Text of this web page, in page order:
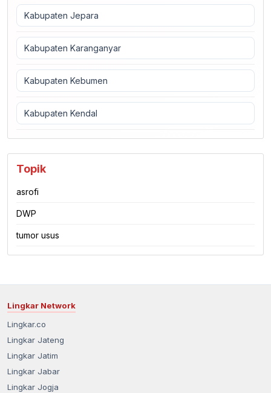
Kabupaten Jepara
Kabupaten Karanganyar
Kabupaten Kebumen
Kabupaten Kendal
Topik
asrofi
DWP
tumor usus
Lingkar Network
Lingkar.co
Lingkar Jateng
Lingkar Jatim
Lingkar Jabar
Lingkar Jogja